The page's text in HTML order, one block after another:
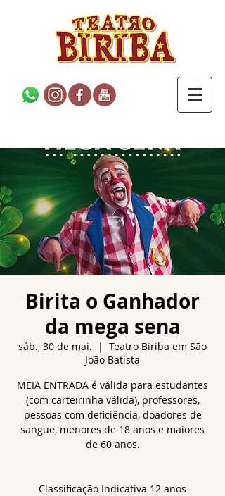
Birita o Ganhador
da mega sena
sáb., 30 de mai.
  |
Teatro Biriba em São
João Batista
MEIA ENTRADA é válida para estudantes
(com carteirinha válida), professores,
pessoas com deficiência, doadores de
sangue, menores de 18 anos e maiores
de 60 anos.
Classificação Indicativa 12 anos